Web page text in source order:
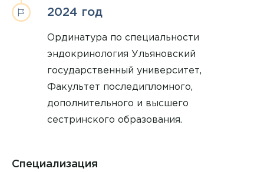
2024 год
Ординатура по специальности
эндокринология Ульяновский
государственный университет,
Факультет последипломного,
дополнительного и высшего
сестринского образования.
Специализация